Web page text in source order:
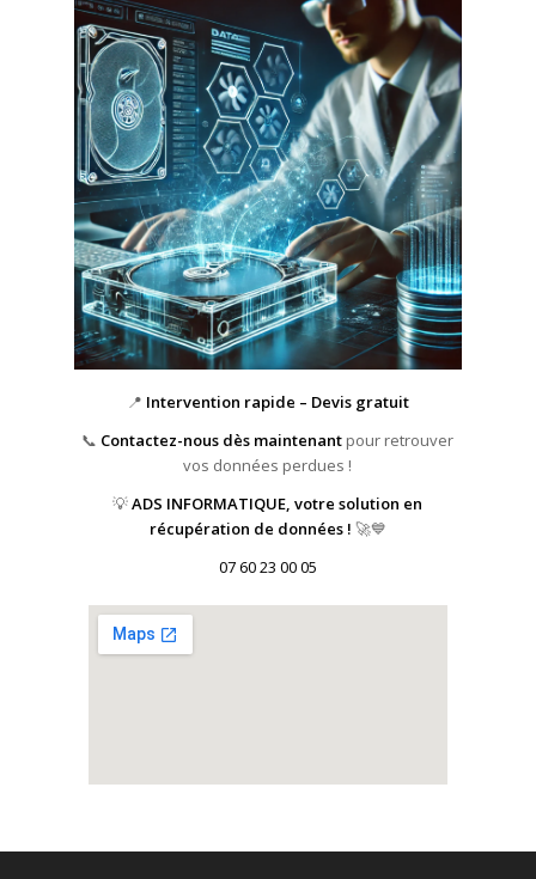
📍 Intervention rapide – Devis gratuit
📞 Contactez-nous dès maintenant pour retrouver
vos données perdues !
💡ADS INFORMATIQUE, votre solution en
récupération de données ! 🚀💙
07 60 23 00 05